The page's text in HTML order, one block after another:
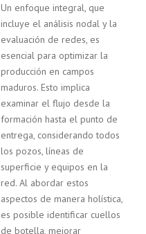
Un enfoque integral, que
incluye el análisis nodal y la
evaluación de redes, es
esencial para optimizar la
producción en campos
maduros. Esto implica
examinar el flujo desde la
formación hasta el punto de
entrega, considerando todos
los pozos, líneas de
superficie y equipos en la
red. Al abordar estos
aspectos de manera holística,
es posible identificar cuellos
de botella, mejorar